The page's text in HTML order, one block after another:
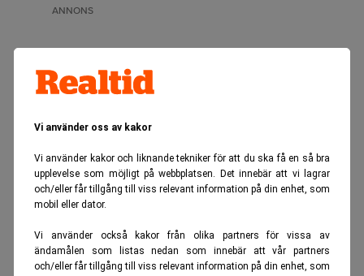
Vi använder oss av kakor
Vi använder kakor och liknande tekniker för att du ska få en så bra
upplevelse som möjligt på webbplatsen. Det innebär att vi lagrar
och/eller får tillgång till viss relevant information på din enhet, som
mobil eller dator.
Vi använder också kakor från olika partners för vissa av
ändamålen som listas nedan som innebär att vår partners
och/eller får tillgång till viss relevant information på din enhet, som
ANNONS